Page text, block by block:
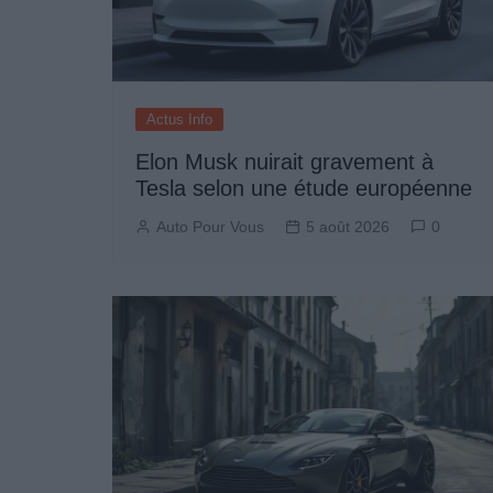
Actus Info
Elon Musk nuirait gravement à
Tesla selon une étude européenne
Auto Pour Vous 5 août 2026 0